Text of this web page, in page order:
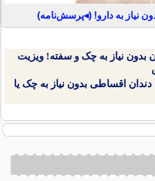
نیاز به دارو! (◂پرسش‌نامه)
بدون نیاز به چک و سفته! ویزیت
دندان اقساطی بدون نیاز به چک یا